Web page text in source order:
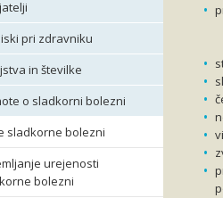
pri zdravniku
in številke
o sladkorni bolezni
sladkorne bolezni
urejenosti
bolezni